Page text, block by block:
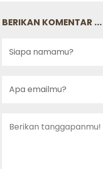
BERIKAN KOMENTAR ...